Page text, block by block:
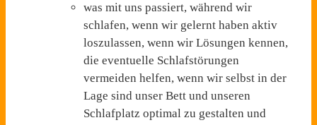
was mit uns passiert, während wir
schlafen, wenn wir gelernt haben aktiv
loszulassen, wenn wir Lösungen kennen,
die eventuelle Schlafstörungen
vermeiden helfen, wenn wir selbst in der
Lage sind unser Bett und unseren
Schlafplatz optimal zu gestalten und